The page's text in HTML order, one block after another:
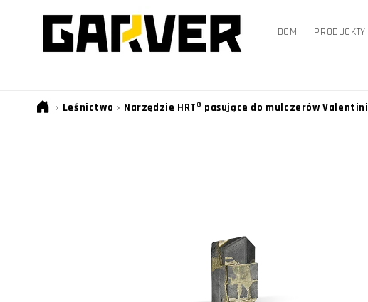
TREŚCI
DOM PRODUCKTY
› Leśnictwo › Narzędzie HRT® pasujące do mulczerów Valentini